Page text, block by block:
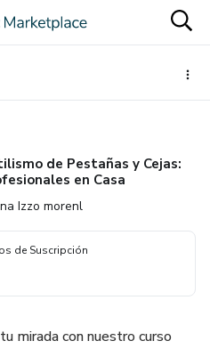
de Pestañas y Cejas:
en Casa
Izzo morenl
de Suscripción
mirada con nuestro curso